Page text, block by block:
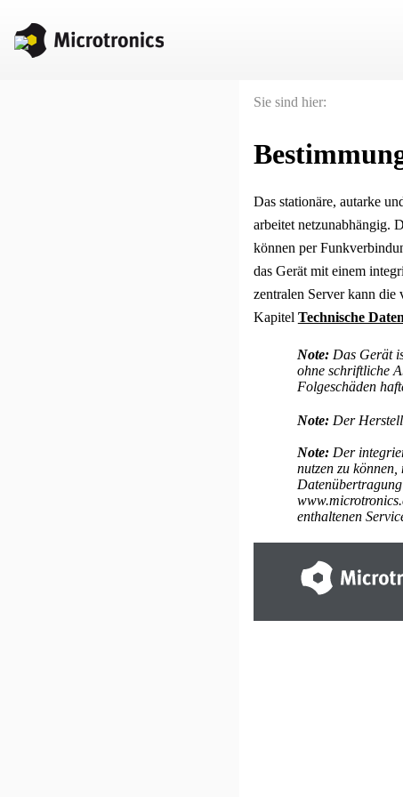
Sie sind hier:
Das stationäre, autarke
arbeitet netzunabhängig.
können per
das Gerät mit einem
zentralen Server kann
Kapitel Technische Daten
Note: Das Gerät
ohne schriftliche
Folgeschäden
Note: Der
Note: Der
nutzen zu können,
enthaltenen